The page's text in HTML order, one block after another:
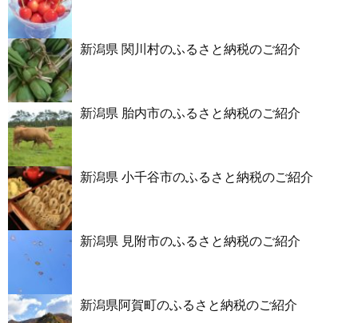
新潟県 関川村のふるさと納税のご紹介
新潟県 胎内市のふるさと納税のご紹介
新潟県 小千谷市のふるさと納税のご紹介
新潟県 見附市のふるさと納税のご紹介
新潟県阿賀町のふるさと納税のご紹介